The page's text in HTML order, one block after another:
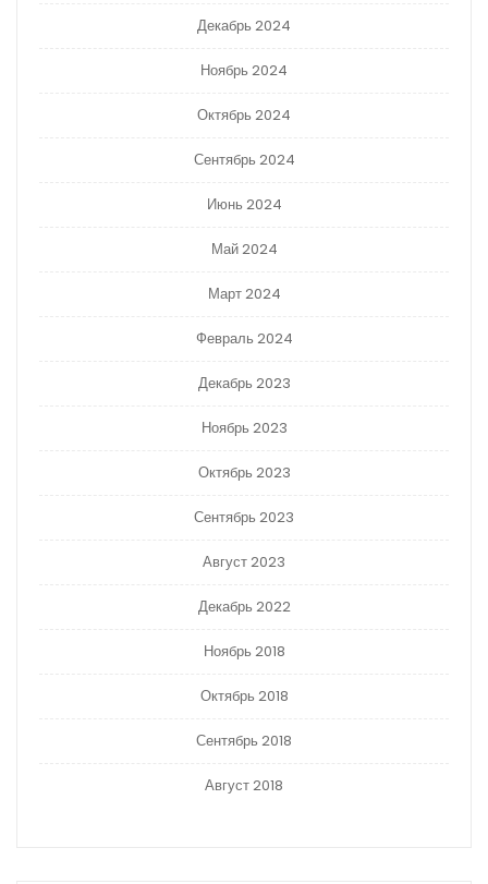
Декабрь 2024
Ноябрь 2024
Октябрь 2024
Сентябрь 2024
Июнь 2024
Май 2024
Март 2024
Февраль 2024
Декабрь 2023
Ноябрь 2023
Октябрь 2023
Сентябрь 2023
Август 2023
Декабрь 2022
Ноябрь 2018
Октябрь 2018
Сентябрь 2018
Август 2018